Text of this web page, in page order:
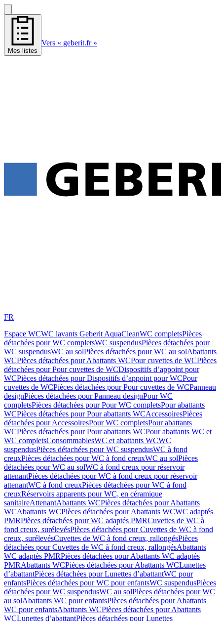
Mes listes
Vers « geberit.fr »
FR
Espace WCWC lavants Geberit AquaCleanWC completsPièces
détachées pour WC completsWC suspendusPièces détachées pour
WC suspendusWC au solPièces détachées pour WC au solAbattants
WCPièces détachées pour Abattants WCPour cuvettes de WCPièces
détachées pour Pour cuvettes de WCDispositifs d’appoint pour
WCPièces détachées pour Dispositifs d’appoint pour WCPour
cuvettes de WCPièces détachées pour Pour cuvettes de WCPanneau
designPièces détachées pour Panneau designPour WC
completsPièces détachées pour Pour WC completsPour abattants
WCPièces détachées pour Pour abattants WCAccessoiresPièces
détachées pour AccessoiresPour WC completsPour abattants
WCPièces détachées pour Pour abattants WCPour abattants WC et
WC completsConsommablesWC et abattants WCWC
suspendusPièces détachées pour WC suspendusWC à fond
creuxPièces détachées pour WC à fond creuxWC au solPièces
détachées pour WC au solWC à fond creux pour réservoir
attenantPièces détachées pour WC à fond creux pour réservoir
attenantWC à fond creuxPièces détachées pour WC à fond
creuxRéservoirs apparents pour WC, en céramique
sanitaireAttenantAbattants WCPièces détachées pour Abattants
WCAbattants WCPièces détachées pour Abattants WCWC adaptés
PMRPièces détachées pour WC adaptés PMRCuvettes de WC à
fond creux, surélevésPièces détachées pour Cuvettes de WC à fond
creux, surélevésCuvettes de WC à fond creux, rallongésPièces
détachées pour Cuvettes de WC à fond creux, rallongésAbattants
WC adaptés PMRPièces détachées pour Abattants WC adaptés
PMRAbattants WCPièces détachées pour Abattants WCLunettes
d’abattantPièces détachées pour Lunettes d’abattantWC pour
enfantsPièces détachées pour WC pour enfantsWC suspendusPièces
détachées pour WC suspendusWC au solPièces détachées pour WC
au solAbattants WC pour enfantsPièces détachées pour Abattants
WC pour enfantsAbattants WCPièces détachées pour Abattants
WCLunettes d’abattantPièces détachées pour Lunettes